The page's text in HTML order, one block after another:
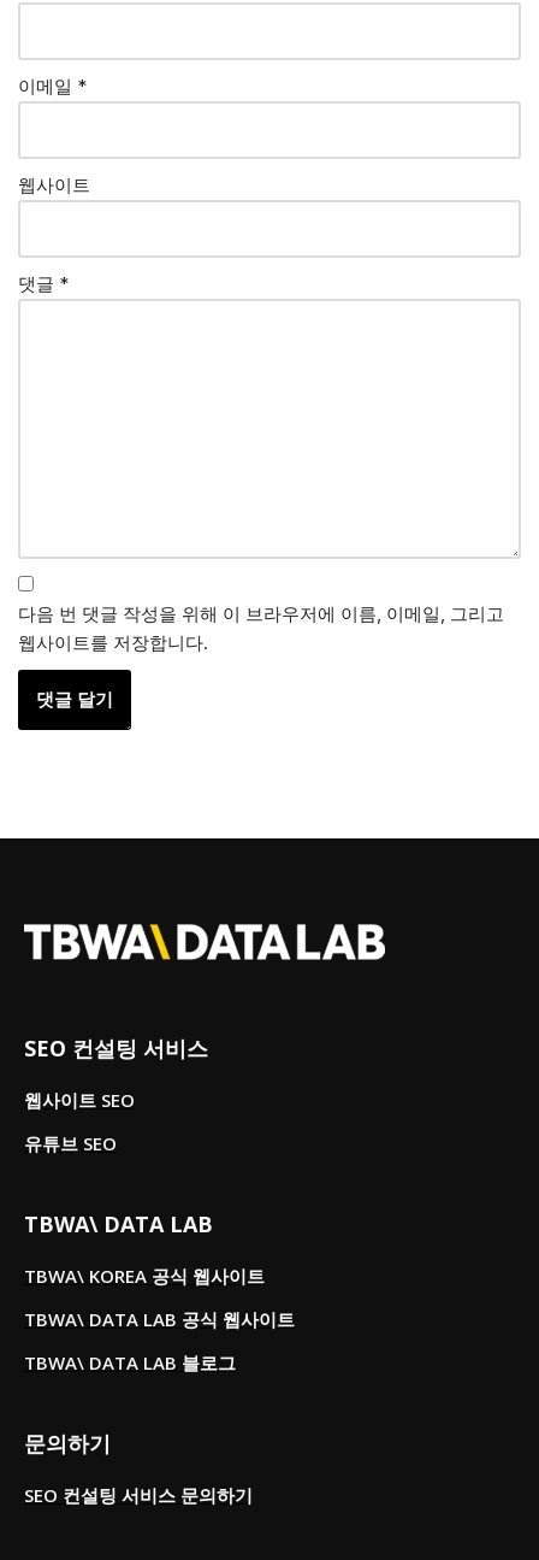
이메일 *
웹사이트
댓글 *
다음 번 댓글 작성을 위해 이 브라우저에 이름, 이메일, 그리고
웹사이트를 저장합니다.
SEO 컨설팅 서비스
웹사이트 SEO
유튜브 SEO
TBWA\ DATA LAB
TBWA\ KOREA 공식 웹사이트
TBWA\ DATA LAB 공식 웹사이트
TBWA\ DATA LAB 블로그
문의하기
SEO 컨설팅 서비스 문의하기